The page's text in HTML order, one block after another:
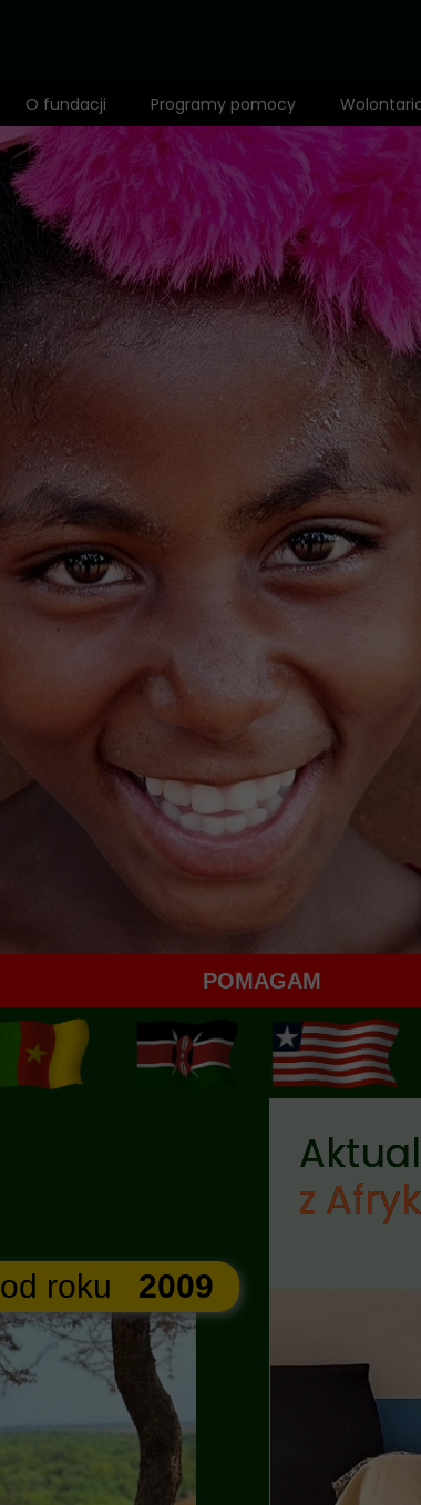
od roku 2009
POMAGAM
z
O fundacji
Zespół
Mapa działalności
Wyróżnienia
Rekomendacje
Anioł Dzieci Afryki
Standardy ochrony małoletnich
Polityka prywatności
Programy pomocy
1,5% dla Dzieci Afryki
Fundusz misyjny
Adopcja Serca
Bilet do Świata
Edukacja
Zdrowie i profilaktyka
Opieka i dożywianie
Pomoc niepełnosprawnym
Fundusz ks. Lemieszko